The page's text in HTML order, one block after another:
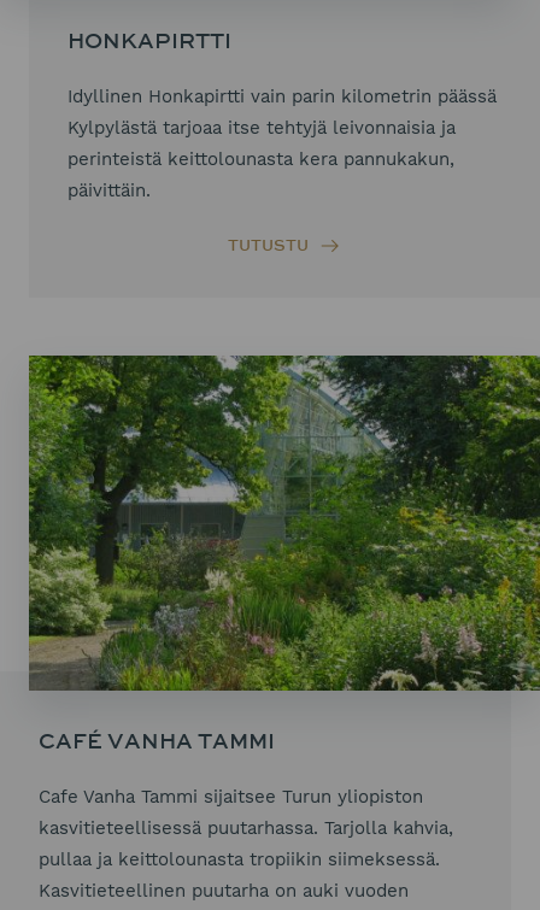
HONKAPIRTTI
Idyllinen Honkapirtti vain parin kilometrin päässä
Kylpylästä tarjoaa itse tehtyjä leivonnaisia ja
perinteistä keittolounasta kera pannukakun,
päivittäin.
TUTUSTU
CAFÉ VANHA TAMMI
Cafe Vanha Tammi sijaitsee Turun yliopiston
kasvitieteellisessä puutarhassa. Tarjolla kahvia,
pullaa ja keittolounasta tropiikin siimeksessä.
Kasvitieteellinen puutarha on auki vuoden